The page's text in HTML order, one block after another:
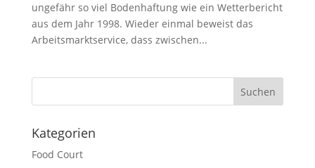
ungefähr so viel Bodenhaftung wie ein Wetterbericht
aus dem Jahr 1998. Wieder einmal beweist das
Arbeitsmarktservice, dass zwischen...
Suchen
Kategorien
Food Court